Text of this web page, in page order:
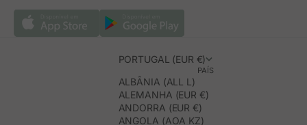
PORTUGAL (EUR €)
PAÍS
ALBÂNIA (ALL L)
ALEMANHA (EUR €)
ANDORRA (EUR €)
ANGOLA (AOA KZ)